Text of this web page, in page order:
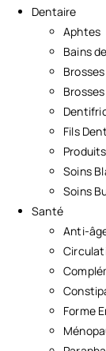
Dentaire
Aphtes
Bains
Fils
Soins
Soins
Santé
Anti-
Forme